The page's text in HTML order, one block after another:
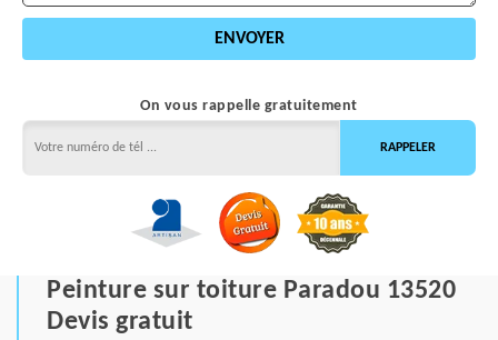
On vous rappelle gratuitement
Peinture sur toiture Paradou 13520
Devis gratuit